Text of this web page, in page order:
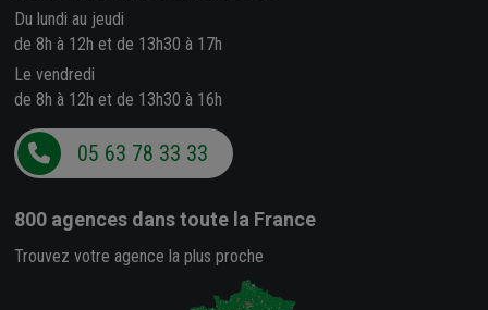
Du lundi au jeudi
de 8h à 12h et de 13h30 à 17h
Le vendredi
de 8h à 12h et de 13h30 à 16h
05 63 78 33 33
800 agences dans toute la France
Trouvez votre agence la plus proche